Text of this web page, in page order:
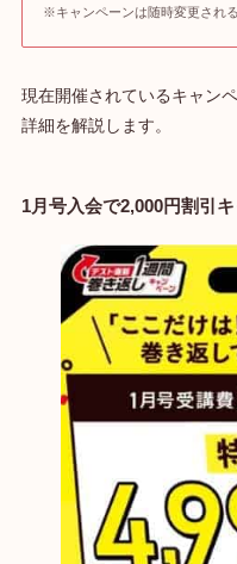
※キャンペーンは随時変更され
現在開催されているキャン
詳細を解説します。
1月号入会で2,000円割引